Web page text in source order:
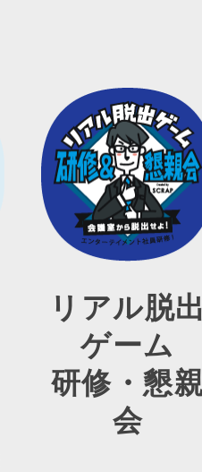
リアル脱
ゲーム
研修・懇
会